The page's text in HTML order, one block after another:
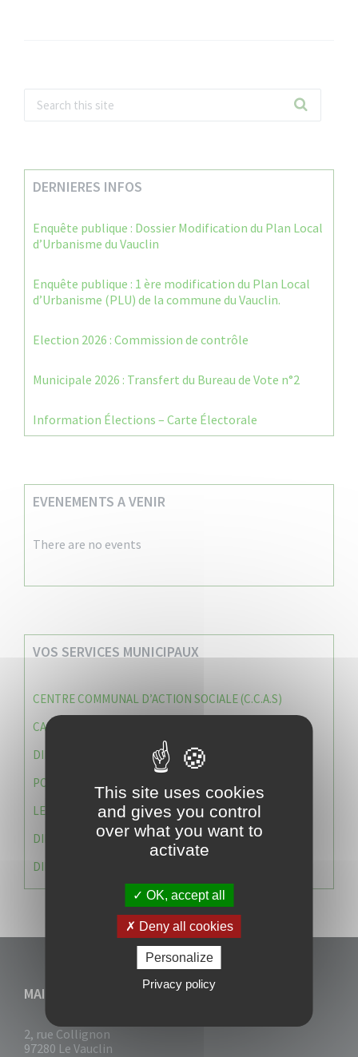
DERNIERES INFOS
Enquête publique : Dossier Modification du Plan Local
d’Urbanisme du Vauclin
Enquête publique : 1 ère modification du Plan Local
d’Urbanisme (PLU) de la commune du Vauclin.
Election 2026 : Commission de contrôle
Municipale 2026 : Transfert du Bureau de Vote n°2
Information Élections – Carte Électorale
EVENEMENTS A VENIR
There are no events
VOS SERVICES MUNICIPAUX
CENTRE COMMUNAL D’ACTION SOCIALE (C.C.A.S)
CAISSE DES ÉCOLES
DIRECTION DES SERVICES TECHNIQUES
POLICE MUNICIPALE
LE CABINET DU MAIRE
DIRECTION DES RESSOURCES ET MOYENS
DIRECTION DU DEVELLOPPEMENT URBAIN DURABL
MAIRIE DU VAUCLIN
2, rue Collignon
97280 Le Vauclin
This site uses cookies
and gives you control
over what you want to
activate
OK, accept all
Deny all cookies
Personalize
Privacy policy